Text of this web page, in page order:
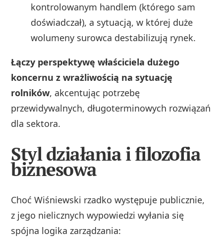
kontrolowanym handlem (którego sam
doświadczał), a sytuacją, w której duże
wolumeny surowca destabilizują rynek.
Łączy perspektywę właściciela dużego
koncernu z wrażliwością na sytuację
rolników, akcentując potrzebę
przewidywalnych, długoterminowych rozwiązań
dla sektora.
Styl działania i filozofia
biznesowa
Choć Wiśniewski rzadko występuje publicznie,
z jego nielicznych wypowiedzi wyłania się
spójna logika zarządzania: